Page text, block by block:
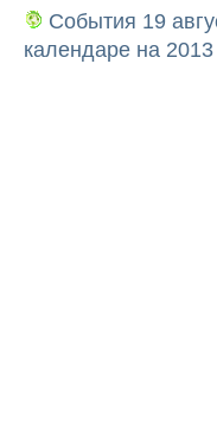
События 19
календаре на 2013